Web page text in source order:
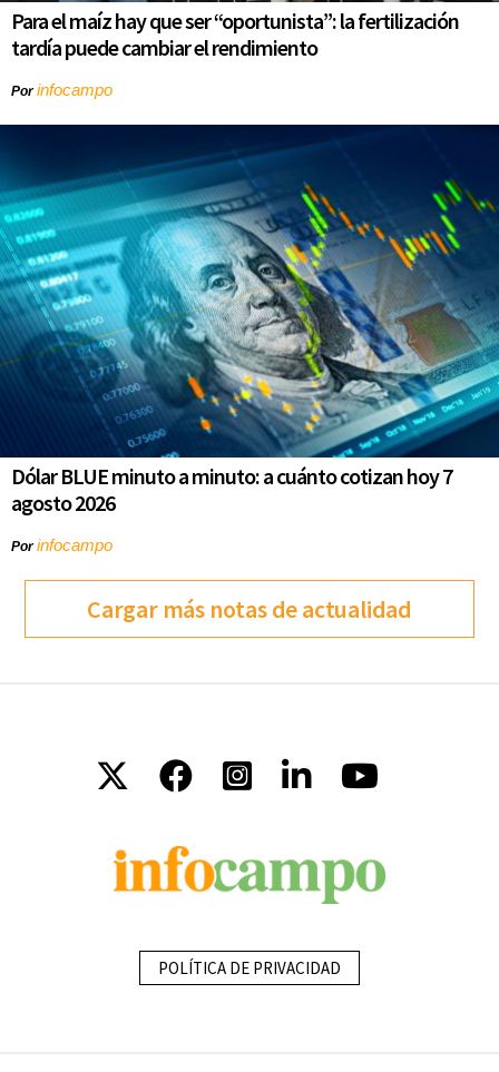
Para el maíz hay que ser “oportunista”: la fertilización
tardía puede cambiar el rendimiento
Porinfocampo
Dólar BLUE minuto a minuto: a cuánto cotizan hoy 7
agosto 2026
Porinfocampo
Cargar más notas de actualidad
POLÍTICA DE PRIVACIDAD